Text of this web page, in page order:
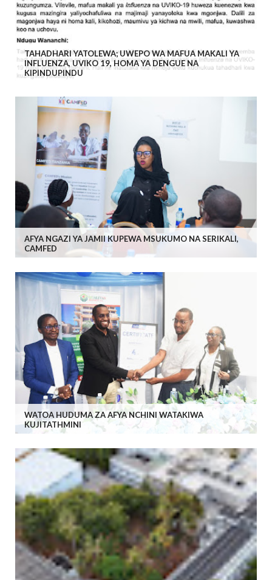
TAHADHARI YATOLEWA; UWEPO WA MAFUA MAKALI YA
INFLUENZA, UVIKO 19, HOMA YA DENGUE NA
KIPINDUPINDU
AFYA NGAZI YA JAMII KUPEWA MSUKUMO NA SERIKALI,
CAMFED
WATOA HUDUMA ZA AFYA NCHINI WATAKIWA
KUJITATHMINI